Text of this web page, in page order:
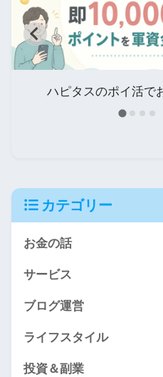
ハピタスのポイ活で
カテゴリー
お金の話
サービス
ブログ運営
ライフスタイル
投資＆副業